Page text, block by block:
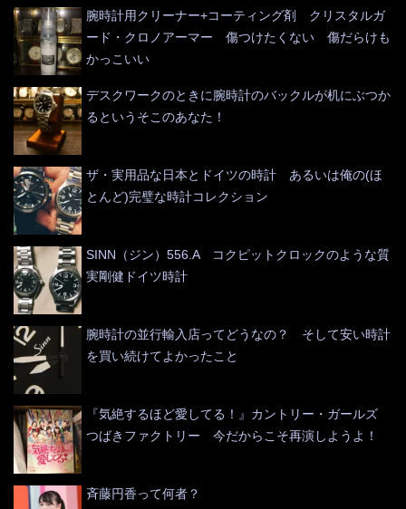
腕時計用クリーナー+コーティング剤 クリスタルガ
ード・クロノアーマー 傷つけたくない 傷だらけも
かっこいい
デスクワークのときに腕時計のバックルが机にぶつか
るというそこのあなた！
ザ・実用品な日本とドイツの時計 あるいは俺の(ほ
とんど)完璧な時計コレクション
SINN（ジン）556.A コクピットクロックのような質
実剛健ドイツ時計
腕時計の並行輸入店ってどうなの？ そして安い時計
を買い続けてよかったこと
『気絶するほど愛してる！』カントリー・ガールズ
つばきファクトリー 今だからこそ再演しようよ！
斉藤円香って何者？